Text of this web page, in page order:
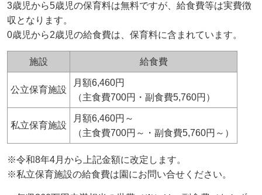
3歳児から5歳児の保育料は無料ですが、給食費等は実費徴
収となります。
0歳児から2歳児の給食費は、保育料に含まれています。
施設 給食費
公立保育施設
月額6,460円
（主食費700円・副食費5,760円）
私立保育施設
月額6,460円～
（主食費700円～・副食費5,760円～）
※令和8年4月から上記金額に改定します。
※私立保育施設の給食費は園にお問い合せください。